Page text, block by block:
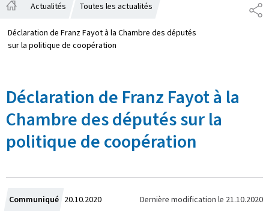
P
A
c
c
l
Actualités Toutes les actualités
Déclaration de Franz Fayot à la Chambre des députés
sur la politique de coopération
Déclaration de Franz Fayot à la
Chambre des députés sur la
politique de coopération
Communiqué C
20.10.2020 Dernière modification le 21.10.2020